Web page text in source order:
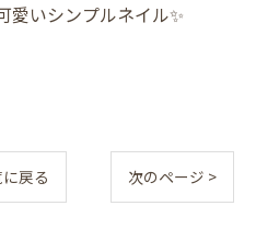
愛いシンプルネイル✨
戻る 次のページ >